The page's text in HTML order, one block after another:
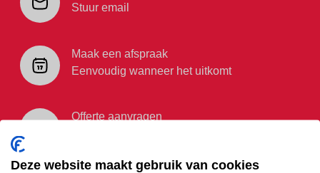
Stuur email
Maak een afspraak
Eenvoudig wanneer het uitkomt
Offerte aanvragen
Deze website maakt gebruik van cookies